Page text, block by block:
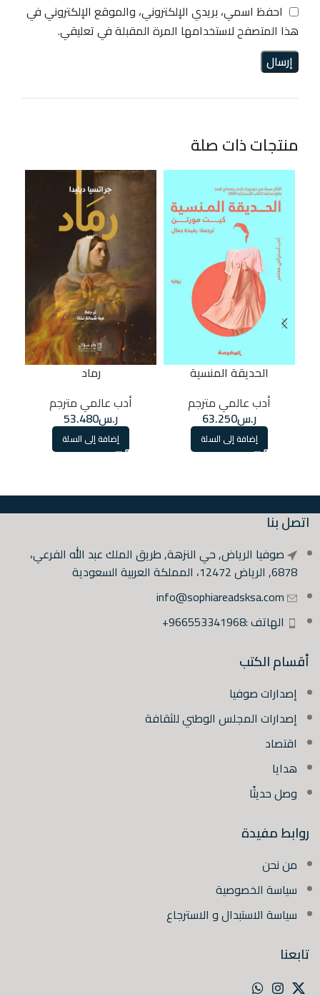
احفظ اسمي، بريدي الإلكتروني، والموقع الإلكتروني في
هذا المتصفح لاستخدامها المرة المقبلة في تعليقي.
منتجات ذات صلة
الحديقة المنسية
أدب عالمي مترجم
ر.س63.250
إضافة إلى السلة
رماد
أدب عالمي مترجم
ر.س53.480
إضافة إلى السلة
اتصل بنا
صوفيا الرياض, حي النزهة, طريق الملك عبد الله الفرعي،
6878, الرياض 12472، المملكة العربية السعودية
info@sophiareadsksa.com
الهاتف :966553341968+
أقسام الكتب
إصدارات صوفيا
إصدارات المجلس الوطني للثقافة
اقتصاد
هدايا
وصل حديثًا
روابط مفيدة
من نحن
سياسة الخصوصية
سياسة الاستبدال و الاسترجاع
تابعنا